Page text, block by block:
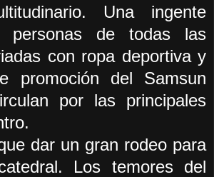
Una ingente
personas de todas las
con ropa deportiva y
promoción del Samsun
por las principales
dar un gran rodeo para
Los temores del